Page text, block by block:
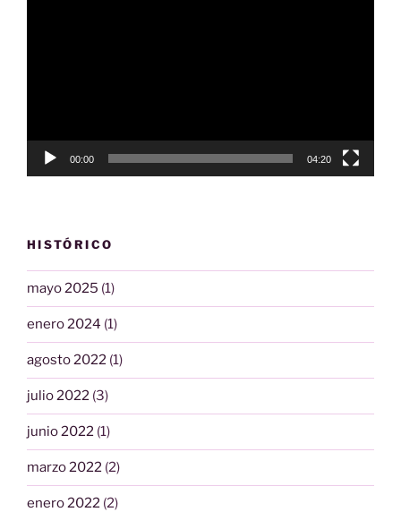
00:00 04:20
HISTÓRICO
mayo 2025 (1)
enero 2024 (1)
agosto 2022 (1)
julio 2022 (3)
junio 2022 (1)
marzo 2022 (2)
enero 2022 (2)